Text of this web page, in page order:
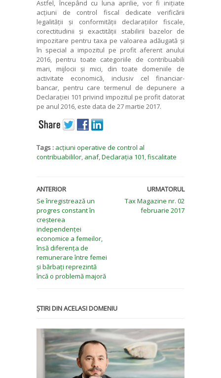
Astfel, începând cu luna aprilie, vor fi inițiate
acțiuni de control fiscal dedicate verificării
legalității și conformității declarațiilor fiscale,
corectitudinii și exactității stabilirii bazelor de
impozitare pentru taxa pe valoarea adăugată și
în special a impozitul pe profit aferent anului
2016, pentru toate categoriile de contribuabili
mari, mijlocii și mici, din toate domeniile de
activitate economică, inclusiv cel financiar-
bancar, pentru care termenul de depunere a
Declarației 101 privind impozitul pe profit datorat
pe anul 2016, este data de 27 martie 2017.
Tags : acțiuni operative de control al
contribuabililor, anaf,Declarația 101,fiscalitate
ANTERIOR
Se înregistrează un
progres constant în
creșterea
independenței
economice a femeilor,
însă diferența de
remunerare între femei
și bărbați reprezintă
încă o problemă majoră
URMATORUL
Tax Magazine nr. 02
februarie 2017
ȘTIRI DIN ACELASI DOMENIU